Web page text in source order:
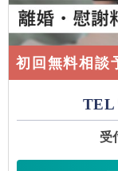
初回無料相談
TEL
受